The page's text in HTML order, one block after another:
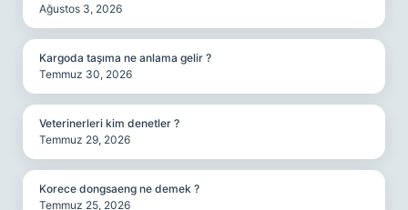
Ağustos 3, 2026
Kargoda taşıma ne anlama gelir ?
Temmuz 30, 2026
Veterinerleri kim denetler ?
Temmuz 29, 2026
Korece dongsaeng ne demek ?
Temmuz 25, 2026